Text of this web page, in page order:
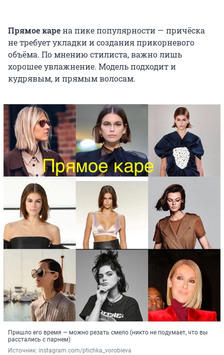
Прямое карена пике популярности — причёска
не требует укладки и создания прикорневого
объёма. По мнению стилиста, важно лишь
хорошее увлажнение. Модель подходит и
кудрявым, и прямым волосам.
Пришло его время — можно резать смело (никто не подумает, что вы
расстались с парнем)
Источник: instagram.com/ptichka_vorobieva